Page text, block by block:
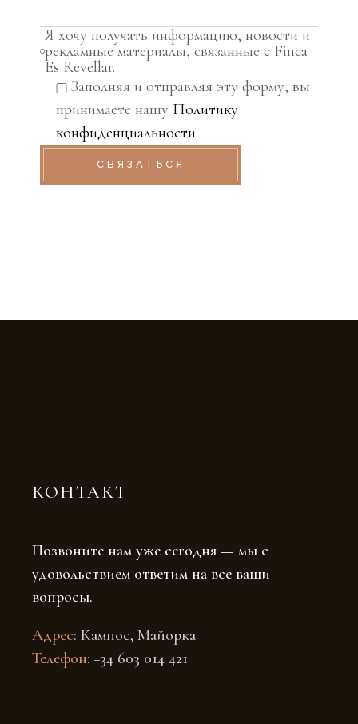
Я хочу получать информацию, новости и
рекламные материалы, связанные с Finca
Es Revellar.
Заполняя и отправляя эту форму, вы
принимаете нашу Политику
конфиденциальности.
СВЯЗАТЬСЯ
КОНТАКТ
Позвоните нам уже сегодня — мы с
удовольствием ответим на все ваши
вопросы.
Адрес: Кампос, Майорка
Телефон: +34 603 014 421